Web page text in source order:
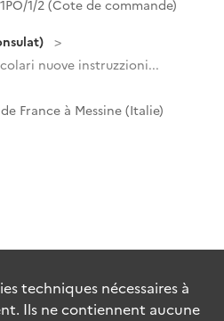
1/2 (Cote de commande)
nuove instruzzioni...
France à Messine (Italie)
techniques nécessaires à
Ils ne contiennent aucune